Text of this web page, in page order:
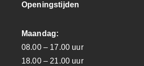
Openingstijden
Maandag:
08.00 – 17.00 uur
18.00 – 21.00 uur